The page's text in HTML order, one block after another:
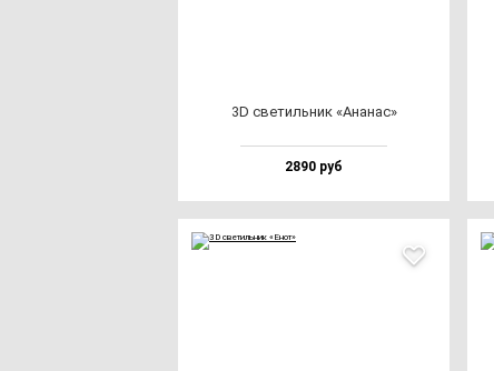
3D све­тиль­ник «Ана­нас»
2890 руб